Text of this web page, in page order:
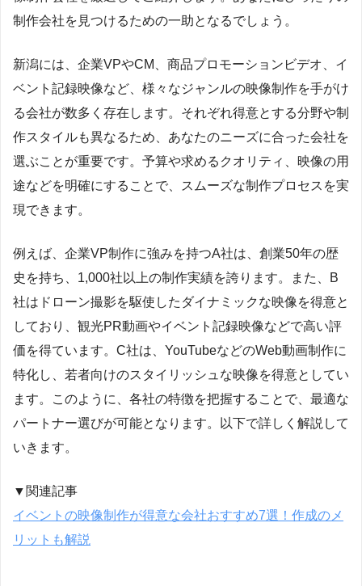
制作会社を見つけるための一助となるでしょう。
新潟には、企業VPやCM、商品プロモーションビデオ、イ
ベント記録映像など、様々なジャンルの映像制作を手がけ
る会社が数多く存在します。それぞれ得意とする分野や制
作スタイルも異なるため、あなたのニーズに合った会社を
選ぶことが重要です。予算や求めるクオリティ、映像の用
途などを明確にすることで、スムーズな制作プロセスを実
現できます。
例えば、企業VP制作に強みを持つA社は、創業50年の歴
史を持ち、1,000社以上の制作実績を誇ります。また、B
社はドローン撮影を駆使したダイナミックな映像を得意と
しており、観光PR動画やイベント記録映像などで高い評
価を得ています。C社は、YouTubeなどのWeb動画制作に
特化し、若者向けのスタイリッシュな映像を得意としてい
ます。このように、各社の特徴を把握することで、最適な
パートナー選びが可能となります。以下で詳しく解説して
いきます。
▼関連記事
イベントの映像制作が得意な会社おすすめ7選！作成のメ
リットも解説